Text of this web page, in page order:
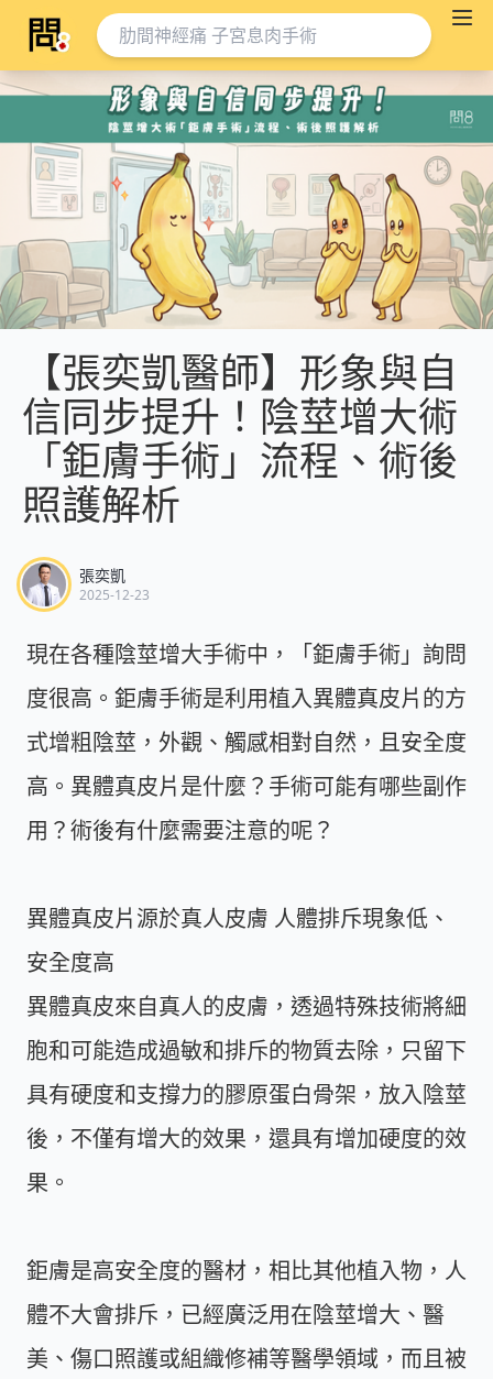
【張奕凱醫師】形象與自
信同步提升！陰莖增大術
「鉅膚手術」流程、術後
照護解析
張奕凱
2025-12-23
現在各種陰莖增大手術中，「鉅膚手術」詢問
度很高。鉅膚手術是利用植入異體真皮片的方
式增粗陰莖，外觀、觸感相對自然，且安全度
高。異體真皮片是什麼？手術可能有哪些副作
用？術後有什麼需要注意的呢？
異體真皮片源於真人皮膚 人體排斥現象低、
安全度高
異體真皮來自真人的皮膚，透過特殊技術將細
胞和可能造成過敏和排斥的物質去除，只留下
具有硬度和支撐力的膠原蛋白骨架，放入陰莖
後，不僅有增大的效果，還具有增加硬度的效
果。
鉅膚是高安全度的醫材，相比其他植入物，人
體不大會排斥，已經廣泛用在陰莖增大、醫
美、傷口照護或組織修補等醫學領域，而且被